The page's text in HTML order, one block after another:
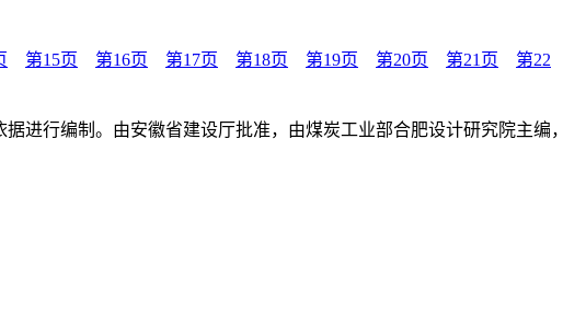
第15页 第16页 第17页 第18页 第19页 第20页 第21页
第22
进行编制。由安徽省建设厅批准，由煤炭工业部合肥设计研究院主编，